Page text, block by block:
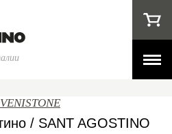
/ SANT AGOSTINO